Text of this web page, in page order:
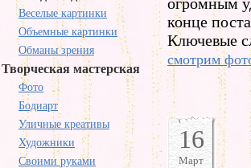
Веселые картинки
Объемные картинки
Обманы зрения
Творческая мастерская
Фото
Бодиарт
Уличные креативы
Художники
Своими руками
конце
Ключевые
смотрим
16
Март